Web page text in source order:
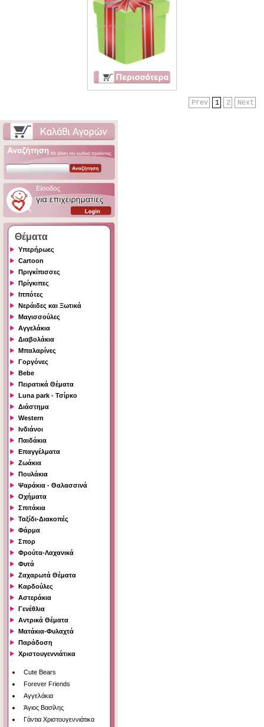
Next
2
1
Prev
Θέματα
Υπερήρωες
Cartoon
Πριγκίπισσες
Πρίγκιπες
Ιππότες
Νεράιδες και Ξωτικά
Μαγισσούλες
Αγγελάκια
Διαβολάκια
Μπαλαρίνες
Γοργόνες
Bebe
Πειρατικά Θέματα
Luna park - Τσίρκο
Διάστημα
Western
Ινδιάνοι
Παιδάκια
Επαγγέλματα
Ζωάκια
Πουλάκια
Ψαράκια - Θαλασσινά
Οχήματα
Σπιτάκια
Ταξίδι-Διακοπές
Φάρμα
Σπορ
Φρούτα-Λαχανικά
Φυτά
Ζαχαρωτά Θέματα
Καρδούλες
Αστεράκια
Γενέθλια
Αντρικά Θέματα
Ματάκια-Φυλαχτά
Παράδοση
Χριστουγεννιάτικα
Cute Bears
Forever Friends
Αγγελάκια
Άγιος Βασίλης
Γάντια Χριστουγεννιάτικα